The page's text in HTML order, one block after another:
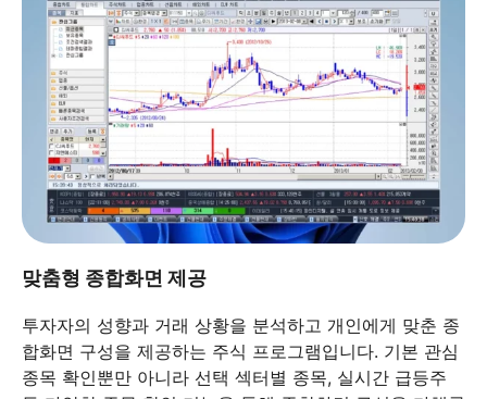
맞춤형 종합화면 제공
투자자의 성향과 거래 상황을 분석하고 개인에게 맞춘 종
합화면 구성을 제공하는 주식 프로그램입니다. 기본 관심
종목 확인뿐만 아니라 선택 섹터별 종목, 실시간 급등주